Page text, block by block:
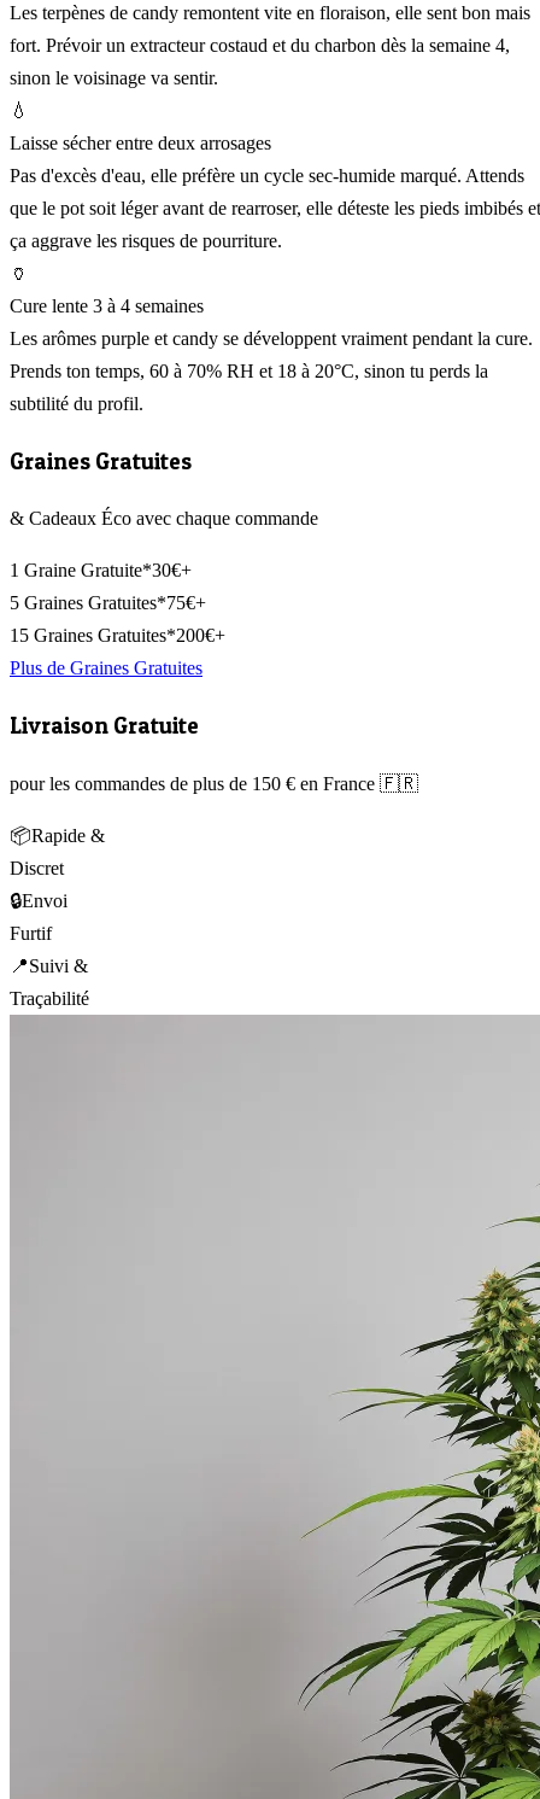
Les terpènes de candy remontent vite en floraison, elle sent bon mais
fort. Prévoir un extracteur costaud et du charbon dès la semaine 4,
sinon le voisinage va sentir.
💧
Laisse sécher entre deux arrosages
Pas d'excès d'eau, elle préfère un cycle sec-humide marqué. Attends
que le pot soit léger avant de rearroser, elle déteste les pieds imbibés et
ça aggrave les risques de pourriture.
🏺
Cure lente 3 à 4 semaines
Les arômes purple et candy se développent vraiment pendant la cure.
Prends ton temps, 60 à 70% RH et 18 à 20°C, sinon tu perds la
subtilité du profil.
Graines Gratuites
& Cadeaux Éco avec chaque commande
1 Graine Gratuite*30€+
5 Graines Gratuites*75€+
15 Graines Gratuites*200€+
Plus de Graines Gratuites
Livraison Gratuite
pour les commandes de plus de 150 € en France 🇫🇷
📦Rapide &
Discret
🔒Envoi
Furtif
📍Suivi &
Traçabilité